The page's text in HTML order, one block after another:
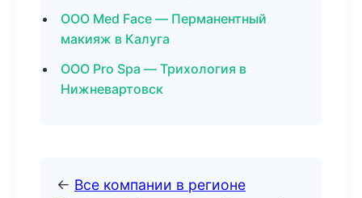
ООО Med Face — Перманентный
макияж в Калуга
ООО Pro Spa — Трихология в
Нижневартовск
← Все компании в регионе